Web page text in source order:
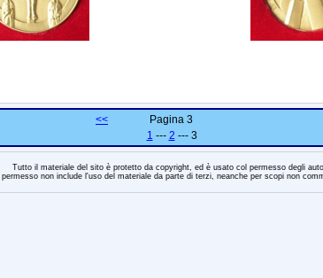
<<
Pagina 3
1 --- 2 --- 3
Tutto il materiale del sito è protetto da copyright, ed è usato col permesso degli
permesso non include l'uso del materiale da parte di terzi, neanche per scopi non